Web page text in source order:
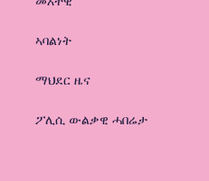
ኣባልነት
ማህደር ዜና
ፖሊሲ ውልቃዊ ሓበሬታ